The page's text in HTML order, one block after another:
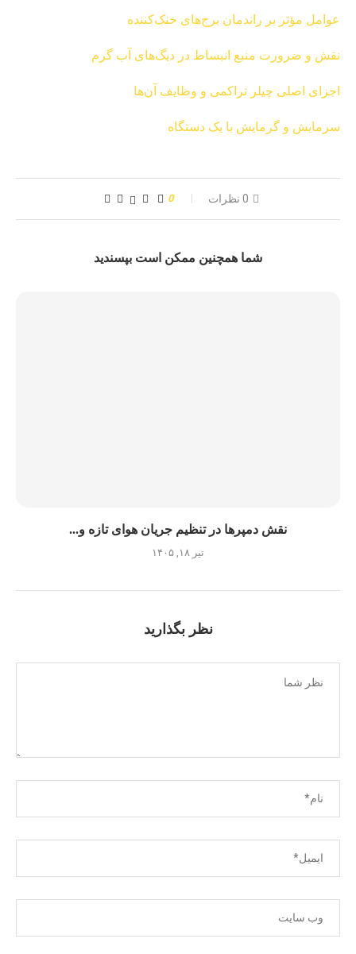
عوامل مؤثر بر راندمان برج‌های خنک‌کننده
نقش و ضرورت منبع انبساط در دیگ‌های آب گرم
اجزای اصلی چیلر تراکمی و وظایف آن‌ها
سرمایش و گرمایش با یک دستگاه
0 نظرات 0
شما همچنین ممکن است بپسندید
نقش دمپرها در تنظیم جریان هوای تازه و...
تیر ۱۸, ۱۴۰۵
نظر بگذارید